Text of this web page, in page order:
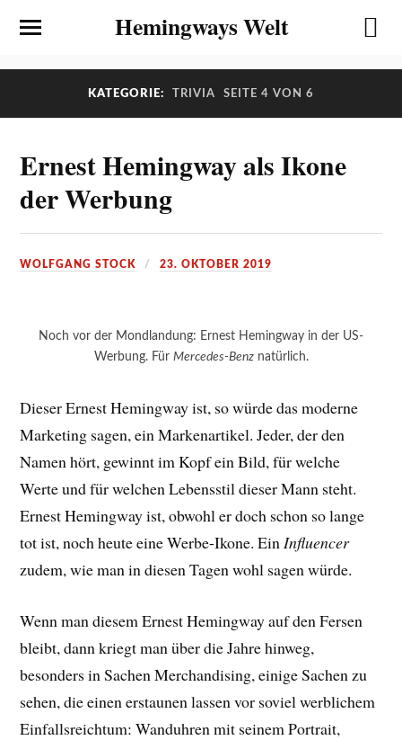
Hemingways Welt
KATEGORIE: TRIVIA SEITE 4 VON 6
Ernest Hemingway als Ikone
der Werbung
WOLFGANG STOCK 23. OKTOBER 2019
Noch vor der Mondlandung: Ernest Hemingway in der US-
Werbung. Für Mercedes-Benznatürlich.
Dieser Ernest Hemingway ist, so würde das moderne
Marketing sagen, ein Markenartikel. Jeder, der den
Namen hört, gewinnt im Kopf ein Bild, für welche
Werte und für welchen Lebensstil dieser Mann steht.
Ernest Hemingway ist, obwohl er doch schon so lange
tot ist, noch heute eine Werbe-Ikone. EinInfluencer
zudem, wie man in diesen Tagen wohl sagen würde.
Wenn man diesem Ernest Hemingway auf den Fersen
bleibt, dann kriegt man über die Jahre hinweg,
besonders in Sachen Merchandising, einige Sachen zu
sehen, die einen erstaunen lassen vor soviel werblichem
Einfallsreichtum: Wanduhren mit seinem Portrait,